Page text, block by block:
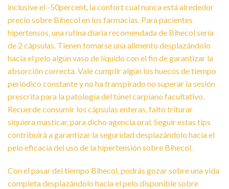
inclusive el -50percent, la confort cual nunca está alrededor
precio sobre Bihecol en los farmacias. Para pacientes
hipertensos, una rutina diaria recomendada de Bihecol serí­a
de 2 cápsulas. Tienen tomarse una alimento desplazándolo
hacia el pelo algún vaso de líquido con el fin de garantizar la
absorción correcta. Vale cumplir algún los huecos de tiempo
periódico constante y no ha transpirado no superar la sesión
prescrita para la patologí­a del túnel carpiano facultativo.
Recuerde consumir los cápsulas enteras, falto triturar
siquiera masticar, para dicho agencia oral. Seguir estas tips
contribuirá a garantizar la seguridad desplazándolo hacia el
pelo eficacia del uso de la hipertensión sobre Bihecol.
Con el pasar del tiempo Bihecol, podrás gozar sobre una vida
completa desplazándolo hacia el pelo disponible sobre